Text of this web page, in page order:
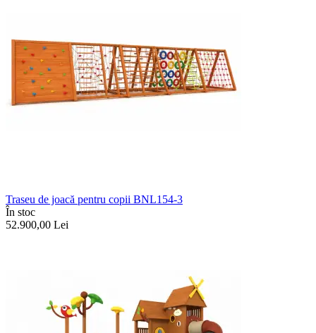
Traseu de joacă pentru copii BNL154-3
În stoc
52.900,00 Lei